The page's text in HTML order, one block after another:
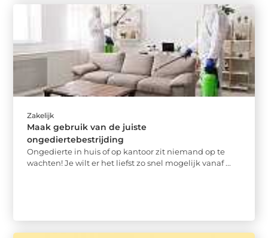
Zakelijk
Maak gebruik van de juiste
ongediertebestrijding
Ongedierte in huis of op kantoor zit niemand op te
wachten! Je wilt er het liefst zo snel mogelijk vanaf ...